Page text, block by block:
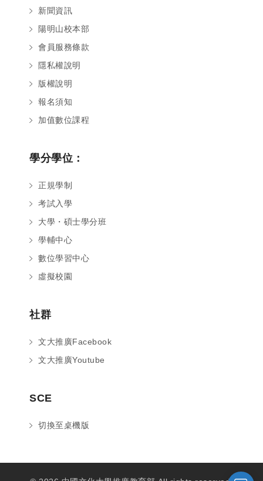
新聞資訊
陽明山校本部
會員服務條款
隱私權說明
版權說明
報名須知
加值數位課程
學分學位：
正規學制
考試入學
大學・碩士學分班
學輔中心
數位學習中心
虛擬校園
社群
文大推廣Facebook
文大推廣Youtube
SCE
切換至桌機版